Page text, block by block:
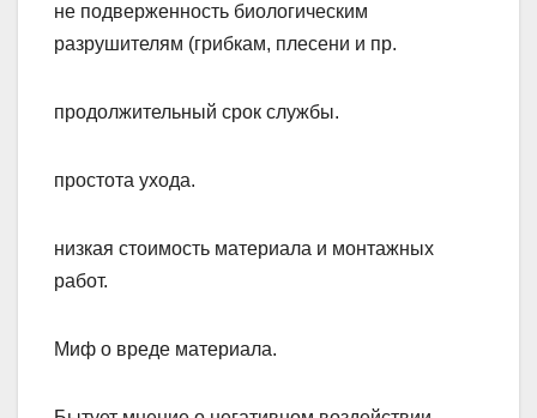
не подверженность биологическим
разрушителям (грибкам, плесени и пр.
продолжительный срок службы.
простота ухода.
низкая стоимость материала и монтажных
работ.
Миф о вреде материала.